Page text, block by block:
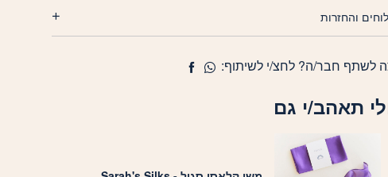
והחזרות
תאהב/י גם
לשתף חבר/ה? לחצ/י לשיתוף: